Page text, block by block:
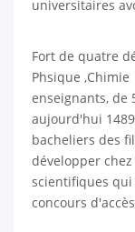
universitaires
Fort de quatre
Phsique
enseignants, de
aujourd'hui
bacheliers des
développer
scientifiques
concours